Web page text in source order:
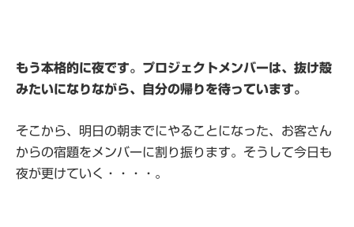
もう本格的に夜です。プロジェクトメンバーは、抜け殻
みたいになりながら、自分の帰りを待っています。
そこから、明日の朝までにやることになった、お客さん
からの宿題をメンバーに割り振ります。そうして今日も
夜が更けていく・・・・。